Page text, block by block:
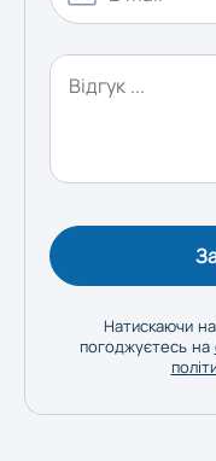
Натискаючи
погоджуєтесь на